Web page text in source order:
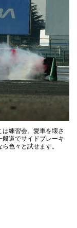
練習会。愛車を壊さ
道でサイドブレーキ
色々と試せます。